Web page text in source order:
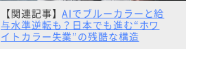
【関連記事】AIでブルーカラーと給
与水準逆転も？日本でも進む“ホワ
イトカラー失業”の残酷な構造